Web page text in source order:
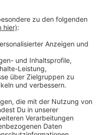
jetzt auch für
und gut beschilderte
immer wieder
am Dienstag, die
in der